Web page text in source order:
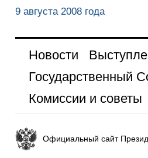
9 августа 2008 года
Новости
Государственный
Комиссии и советы
Официальный сайт